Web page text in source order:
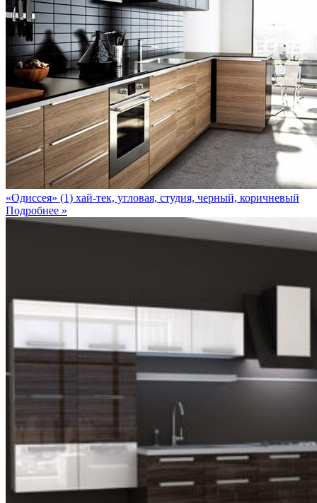
«Одиссея» (1) хай-тек, угловая, студия, черный, коричневый
Подробнее »